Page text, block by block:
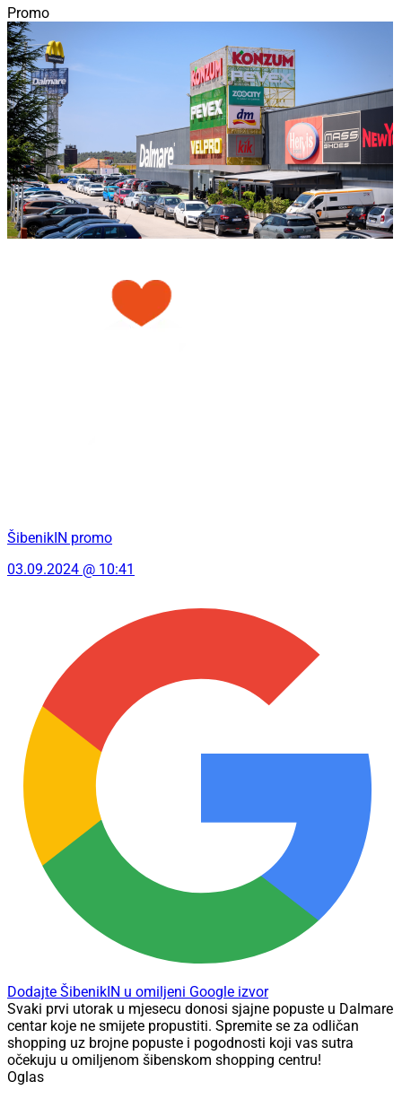
Promo
ŠibenikIN promo
03.09.2024 @ 10:41
Dodajte ŠibenikIN u omiljeni Google izvor
Svaki prvi utorak u mjesecu donosi sjajne popuste u Dalmare
centar koje ne smijete propustiti. Spremite se za odličan
shopping uz brojne popuste i pogodnosti koji vas sutra
očekuju u omiljenom šibenskom shopping centru!
Oglas